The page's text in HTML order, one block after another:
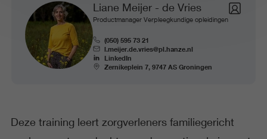
Liane Meijer - de Vries
Productmanager Verpleegkundige opleidingen
(050) 595 73 21
l.meijer.de.vries@pl.hanze.nl
LinkedIn
Zernikeplein 7, 9747 AS Groningen
Deze training leert zorgverleners familiegericht